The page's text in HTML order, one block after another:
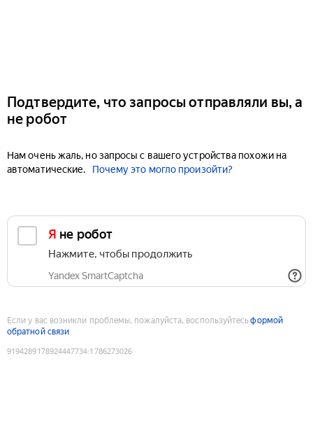
Подтвердите, что запросы отправляли вы, а
не робот
Нам очень жаль, но запросы с вашего устройства похожи на
автоматические.
Почему это могло произойти?
Я не робот
Нажмите, чтобы продолжить
Yandex SmartCaptcha
Если у вас возникли проблемы, пожалуйста, воспользуйтесьформой
обратной связи
9194289178924447734:1786273026